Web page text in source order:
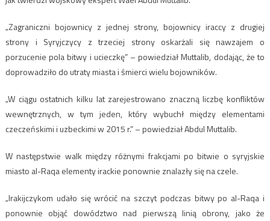
„Zagraniczni bojownicy z jednej strony, bojownicy iraccy z drugiej
strony i Syryjczycy z trzeciej strony oskarżali się nawzajem o
porzucenie pola bitwy i ucieczkę” – powiedział Muttalib, dodając, że to
doprowadziło do utraty miasta i śmierci wielu bojowników.
„W ciągu ostatnich kilku lat zarejestrowano znaczną liczbę konfliktów
wewnętrznych, w tym jeden, który wybuchł między elementami
czeczeńskimi i uzbeckimi w 2015 r.” – powiedział Abdul Muttalib.
W następstwie walk między różnymi frakcjami po bitwie o syryjskie
miasto al-Raqa elementy irackie ponownie znalazły się na czele.
„Irakijczykom udało się wrócić na szczyt podczas bitwy po al-Raqa i
ponownie objąć dowództwo nad pierwszą linią obrony, jako że